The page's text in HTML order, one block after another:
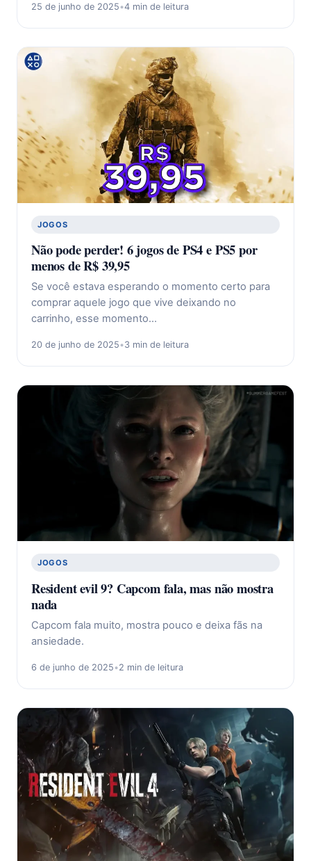
25 de junho de 2025•4 min de leitura
JOGOS
Não pode perder! 6 jogos de PS4 e PS5 por
menos de R$ 39,95
Se você estava esperando o momento certo para
comprar aquele jogo que vive deixando no
carrinho, esse momento…
20 de junho de 2025•3 min de leitura
JOGOS
Resident evil 9? Capcom fala, mas não mostra
nada
Capcom fala muito, mostra pouco e deixa fãs na
ansiedade.
6 de junho de 2025•2 min de leitura